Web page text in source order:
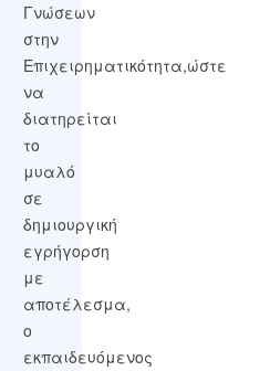
Γνώσεων
στην
Επιχειρηματικότητα,ώστε
να
διατηρείται
το
μυαλό
σε
δημιουργική
εγρήγορση
με
αποτέλεσμα,
ο
εκπαιδευόμενος